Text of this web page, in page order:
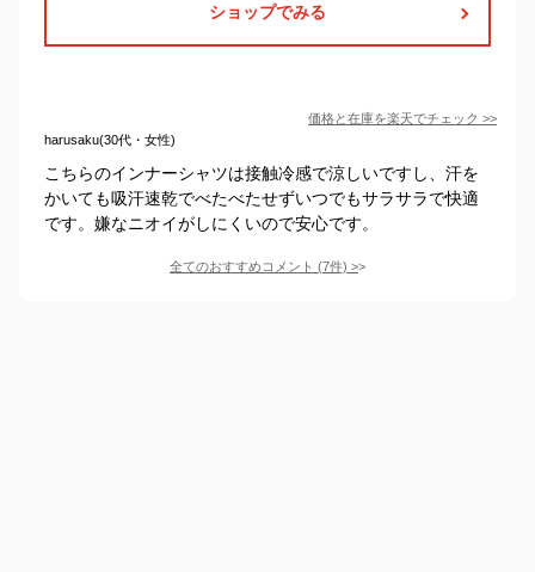
ショップでみる
価格と在庫を楽天でチェック >>
harusaku(30代・女性)
こちらのインナーシャツは接触冷感で涼しいですし、汗を
かいても吸汗速乾でべたべたせずいつでもサラサラで快適
です。嫌なニオイがしにくいので安心です。
全てのおすすめコメント (7件) >